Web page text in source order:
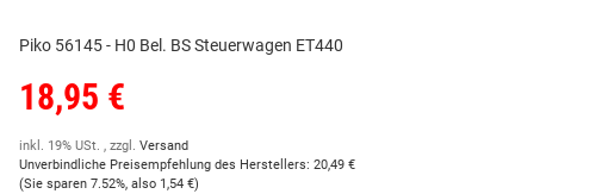
Piko 56145 - H0 Bel. BS Steuerwagen ET440
18,95 €
inkl. 19% USt. , zzgl. Versand
Unverbindliche Preisempfehlung des Herstellers: 20,49 €
(Sie sparen 7.52%, also 1,54 €)